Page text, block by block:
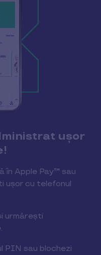
ușor
în Apple Pay™ sau
ușor cu telefonul
urmărești
PIN sau blochezi